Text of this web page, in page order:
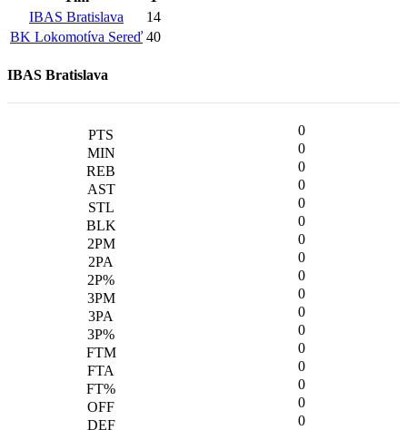
IBAS Bratislava
14
BK Lokomotíva Sereď 40
IBAS Bratislava
0
0
0
0
0
0
0
0
0
0
0
0
0
0
0
0
0